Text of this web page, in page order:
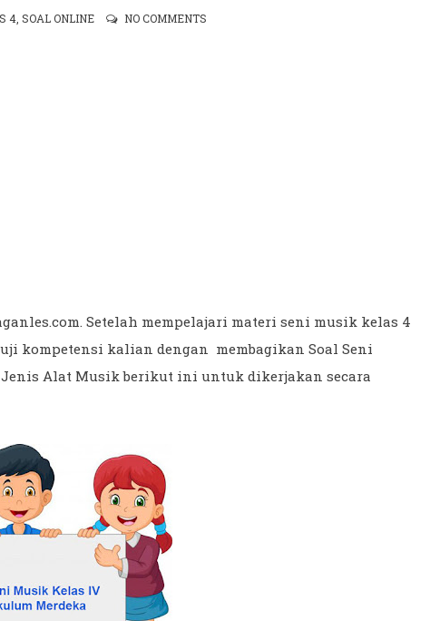
4 ,SOAL ONLINE NO COMMENTS
Setelah mempelajari materi seni musik kelas 4
kompetensi kalian dengan membagikan Soal Seni
Alat Musik berikut ini untuk dikerjakan secara